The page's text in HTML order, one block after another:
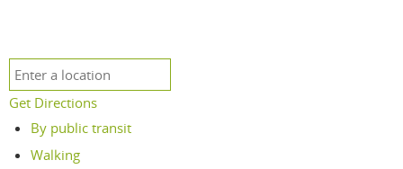
Get Directions
By public transit
Walking